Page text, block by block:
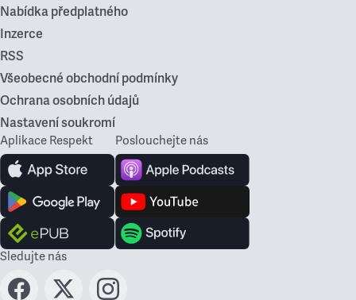
Nabídka předplatného
Inzerce
RSS
Všeobecné obchodní podmínky
Ochrana osobních údajů
Nastavení soukromí
Aplikace Respekt Poslouchejte nás
Sledujte nás